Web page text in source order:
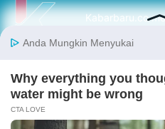
Kabarbaru.co
serta
Follow